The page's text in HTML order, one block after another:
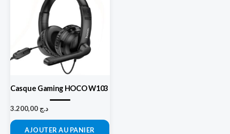
Casque Gaming HOCO W103
د.ج
AJOUTER AU PANIER